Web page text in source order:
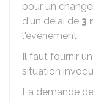
pour un
d'un délai de 3
l'événement.
Il faut fournir
situation
La demande